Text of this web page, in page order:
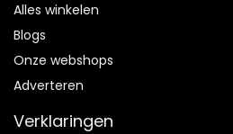
Alles winkelen
Blogs
Onze webshops
Adverteren
Verklaringen